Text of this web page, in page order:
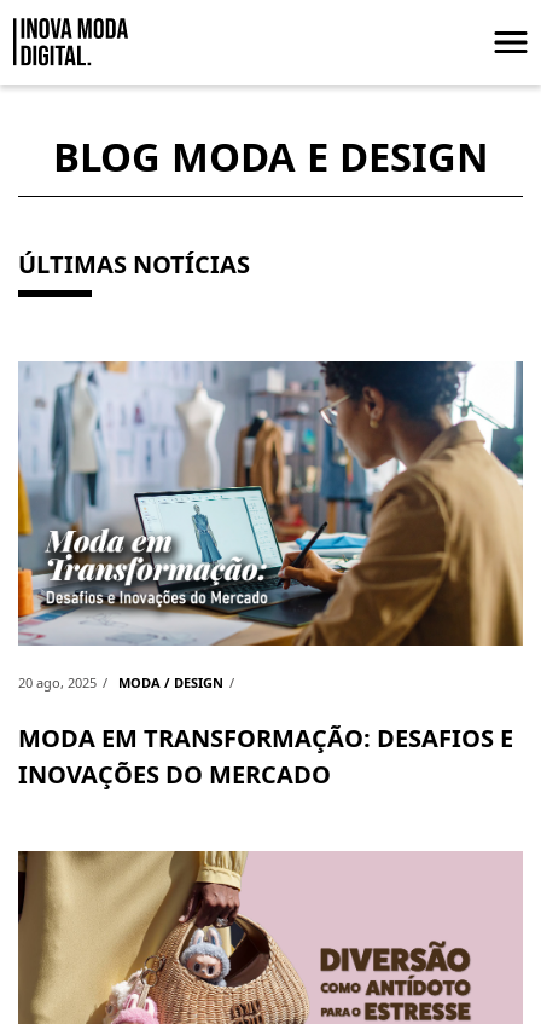
Pular para o Conteúdo principal
Moda e Design
BLOG MODA E DESIGN
ÚLTIMAS NOTÍCIAS
20 ago, 2025 MODA / DESIGN
MODA EM TRANSFORMAÇÃO: DESAFIOS E
INOVAÇÕES DO MERCADO